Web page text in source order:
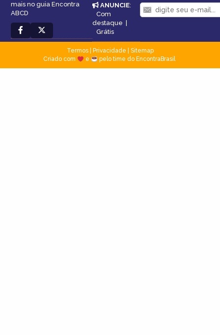
mais no guia Encontra
ABCD
ANUNCIE:
Com
destaque
Grátis
Termos| Privacidade
Sitemap
Criado com
e pelo time do EncontraBrasil